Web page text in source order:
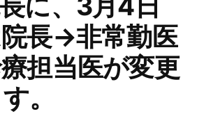
院長→非常勤医
担当医が変更
。